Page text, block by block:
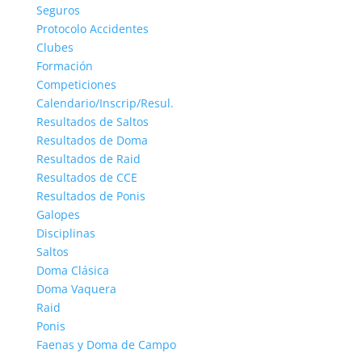
Seguros
Protocolo Accidentes
Clubes
Formación
Competiciones
Calendario/Inscrip/Resul.
Resultados de Saltos
Resultados de Doma
Resultados de Raid
Resultados de CCE
Resultados de Ponis
Galopes
Disciplinas
Saltos
Doma Clásica
Doma Vaquera
Raid
Ponis
Faenas y Doma de Campo